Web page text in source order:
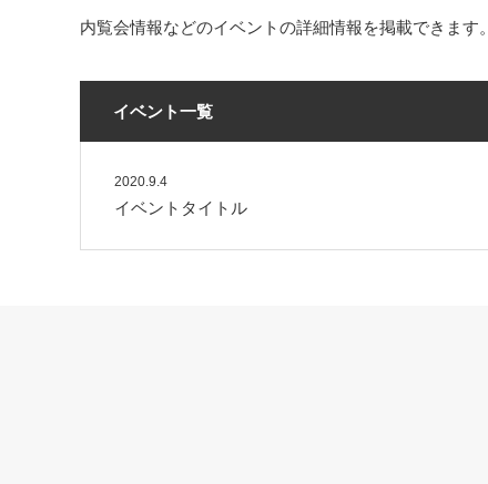
内覧会情報などのイベントの詳細情報を掲載できます。
イベント一覧
2020.9.4
イベントタイトル